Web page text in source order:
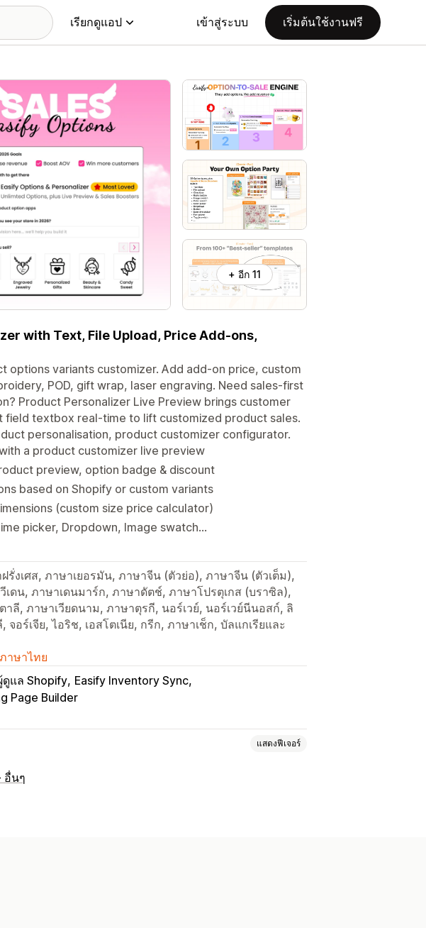
เรียกดูแอป เข้าสู่ระบบ เริ่มต้นใช้งานฟรี
+ อีก 11
with Text, File Upload, Price Add-ons,
options variants customizer. Add add-on price, custom
POD, gift wrap, laser engraving. Need sales-first
Product Personalizer Live Preview brings customer
textbox real-time to lift customized product sales.
personalisation, product customizer configurator.
a product customizer live preview
preview, option badge & discount
based on Shopify or custom variants
(custom size price calculator)
picker, Dropdown, Image swatch...
รั่งเศส, ภาษาเยอรมัน, ภาษาจีน (ตัวย่อ), ภาษาจีน (ตัวเต็ม),
เดน, ภาษาเดนมาร์ก, ภาษาดัตช์, ภาษาโปรตุเกส (บราซิล),
ลี, ภาษาเวียดนาม, ภาษาตุรกี, นอร์เวย์, นอร์เวย์นีนอสก์, ลิ
จอร์เจีย, ไอริช, เอสโตเนีย, กรีก, ภาษาเช็ก, บัลแกเรียและ
าษาไทย
ดูแล Shopify Easify Inventory Sync
Page Builder
แสดงฟีเจอร์
อื่นๆ